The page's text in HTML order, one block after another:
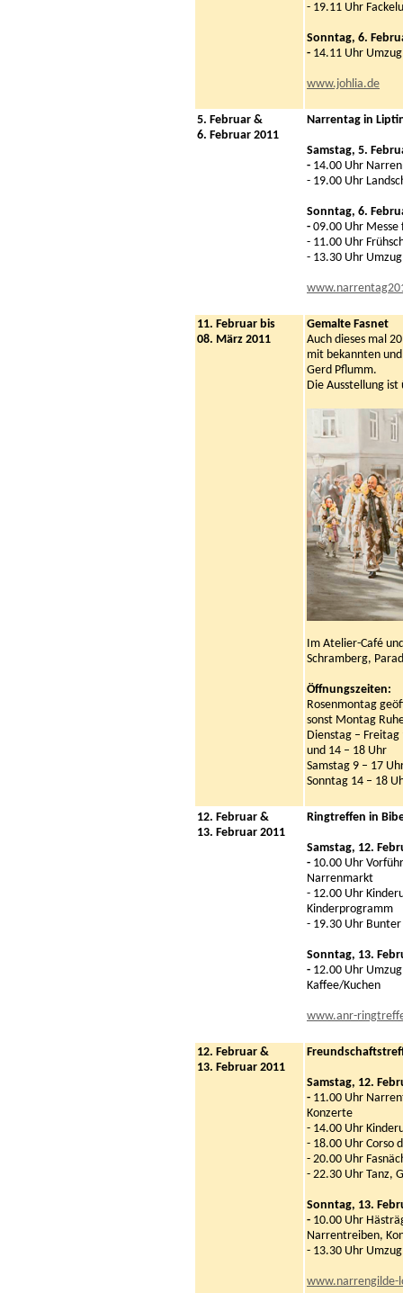
- 19.11 Uhr
Sonntag, 6.
- 14.11 Uhr
www.johlia.de
5. Februar &
6. Februar 2011
Narrentag in
Samstag, 5.
- 14.00 Uhr
- 19.00 Uhr
Sonntag, 6.
- 09.00 Uhr
- 11.00 Uhr
- 13.30 Uhr
11. Februar bis
08. März 2011
Gemalte Fasnet
Auch dieses mal
mit bekannten
Gerd Pflumm.
Die Ausstellung
Im Atelier-Café
Schramberg,
Öffnungszeiten:
Rosenmontag
sonst Montag
Dienstag – Freitag
und 14 – 18 Uhr
Samstag 9 – 17
Sonntag 14 – 18
12. Februar &
13. Februar 2011
Ringtreffen in
Samstag, 12.
- 10.00 Uhr
Narrenmarkt
- 12.00 Uhr
Kinderprogramm
- 19.30 Uhr
Sonntag, 13.
- 12.00 Uhr
Kaffee/Kuchen
www.anr-
12. Februar &
13. Februar 2011
Samstag, 12.
- 11.00 Uhr
Konzerte
- 14.00 Uhr
- 18.00 Uhr Corso
- 20.00 Uhr
- 22.30 Uhr Tanz,
Sonntag, 13.
- 10.00 Uhr
Narrentreiben,
- 13.30 Uhr
www.narrengilde-